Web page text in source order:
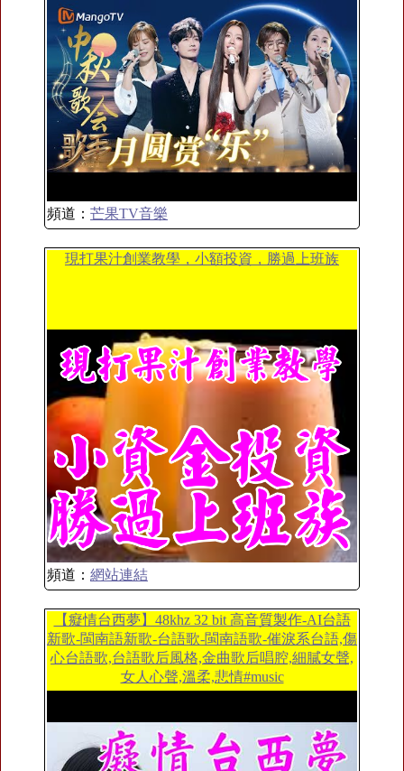
頻道： 芒果TV音樂
現打果汁創業教學，小額投資，勝過上班族
頻道： 網站連結
【癡情台西夢】48khz 32 bit 高音質製作-AI台語
新歌-閩南語新歌-台語歌-閩南語歌-催淚系台語,傷
心台語歌,台語歌后風格,金曲歌后唱腔,細膩女聲,
女人心聲,溫柔,悲情#music